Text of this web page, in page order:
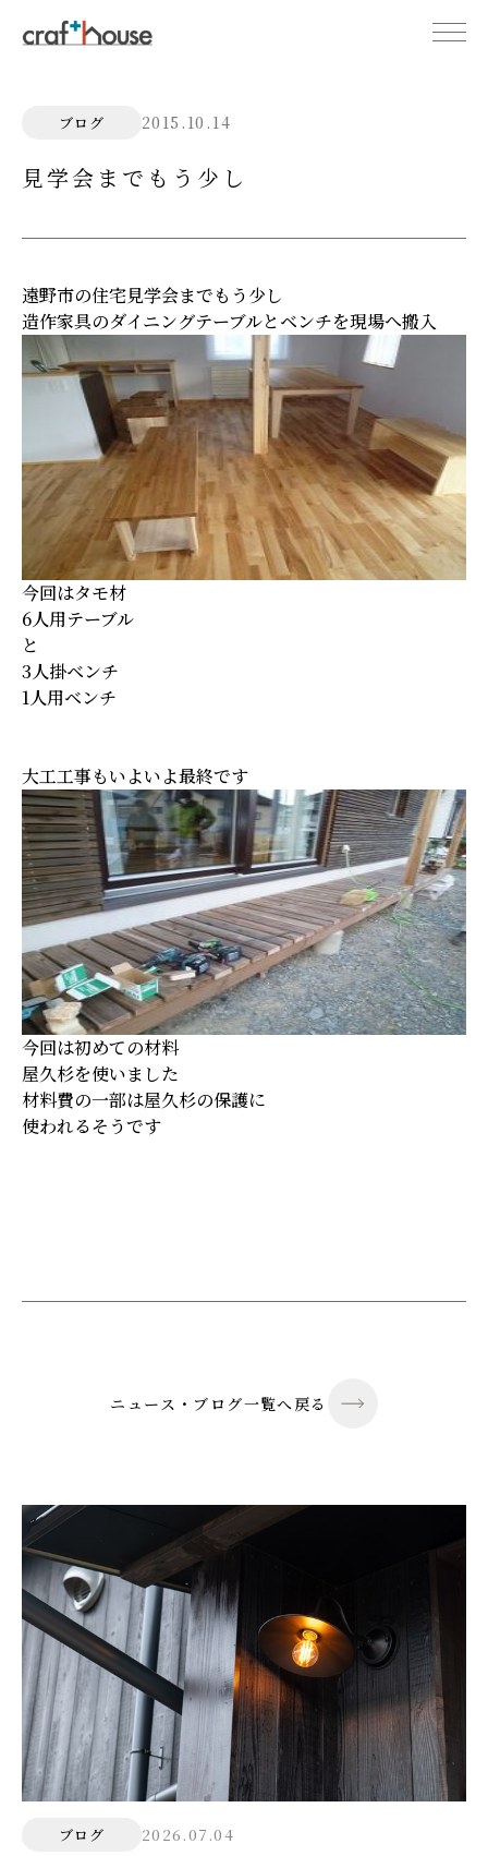
ブログ 2015.10.14
見学会までもう少し
遠野市の住宅見学会までもう少し
造作家具のダイニングテーブルとベンチを現場へ搬入
今回はタモ材
6人用テーブル
と
3人掛ベンチ
1人用ベンチ
大工工事もいよいよ最終です
今回は初めての材料
屋久杉を使いました
材料費の一部は屋久杉の保護に
使われるそうです
ニュース・ブログ一覧へ戻る
ブログ 2026.07.04